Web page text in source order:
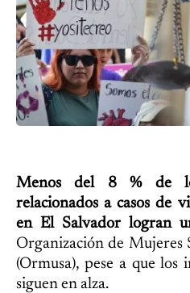
Menos del 8 % de
relacionados a casos de
en El Salvador logran
Organización de Mujeres
(Ormusa), pese a que los
siguen en alza.